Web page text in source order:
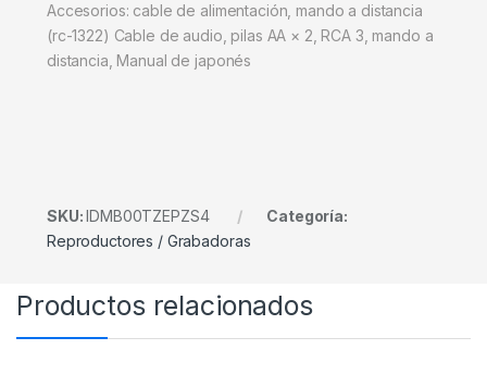
Accesorios: cable de alimentación, mando a distancia
(rc-1322) Cable de audio, pilas AA × 2, RCA 3, mando a
distancia, Manual de japonés
SKU:IDMB00TZEPZS4
Categoría:
Reproductores / Grabadoras
Productos relacionados